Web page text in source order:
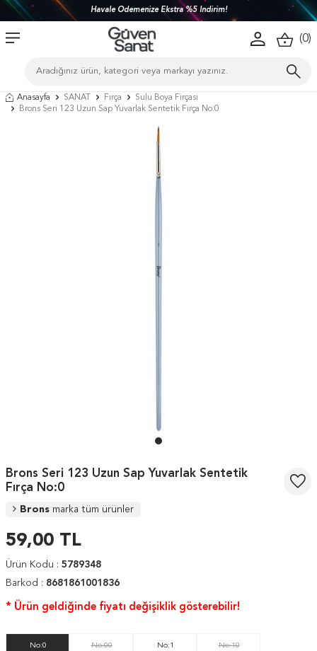
Havale Ödemenize Ekstra %5 İndirim!
(0)
Anasayfa SANAT Fırça
Sulu Boya Fırçası
Brons Seri 123 Uzun Sap Yuvarlak Sentetik Fırça No:0
Brons Seri 123 Uzun Sap Yuvarlak Sentetik
Fırça No:0
Brons marka tüm ürünler
59,00 TL
Ürün Kodu : 5789348
Barkod : 8681861001836
* Ürün geldiğinde fiyatı değişiklik gösterebilir!
No:0 No:00 No:1 No:10